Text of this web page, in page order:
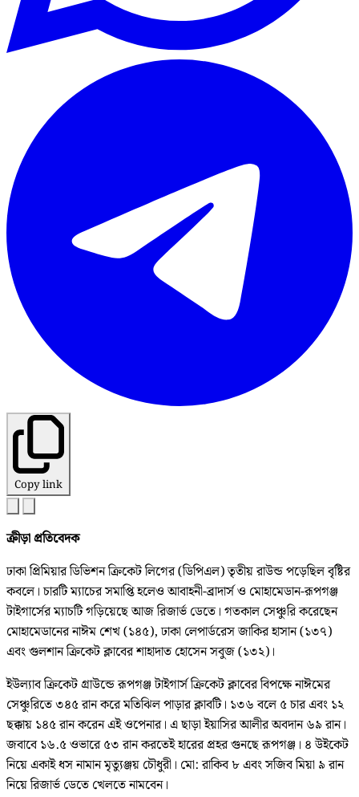
Copy link
ক্রীড়া প্রতিবেদক
ঢাকা প্রিমিয়ার ডিভিশন ক্রিকেট লিগের (ডিপিএল) তৃতীয় রাউন্ড পড়েছিল বৃষ্টির
কবলে। চারটি ম্যাচের সমাপ্তি হলেও আবাহনী-ব্রাদার্স ও মোহামেডান-রূপগঞ্জ
টাইগার্সের ম্যাচটি গড়িয়েছে আজ রিজার্ভ ডেতে। গতকাল সেঞ্চুরি করেছেন
মোহামেডানের নাঈম শেখ (১৪৫), ঢাকা লেপার্ডরেস জাকির হাসান (১৩৭)
এবং গুলশান ক্রিকেট ক্লাবের শাহাদাত হোসেন সবুজ (১৩২)।
ইউল্যাব ক্রিকেট গ্রাউন্ডে রূপগঞ্জ টাইগার্স ক্রিকেট ক্লাবের বিপক্ষে নাঈমের
সেঞ্চুরিতে ৩৪৫ রান করে মতিঝিল পাড়ার ক্লাবটি। ১৩৬ বলে ৫ চার এবং ১২
ছক্কায় ১৪৫ রান করেন এই ওপেনার। এ ছাড়া ইয়াসির আলীর অবদান ৬৯ রান।
জবাবে ১৬.৫ ওভারে ৫৩ রান করতেই হারের প্রহর গুনছে রূপগঞ্জ। ৪ উইকেট
নিয়ে একাই ধস নামান মৃত্যুঞ্জয় চৌধুরী। মো: রাকিব ৮ এবং সজিব মিয়া ৯ রান
নিয়ে রিজার্ভ ডেতে খেলতে নামবেন।